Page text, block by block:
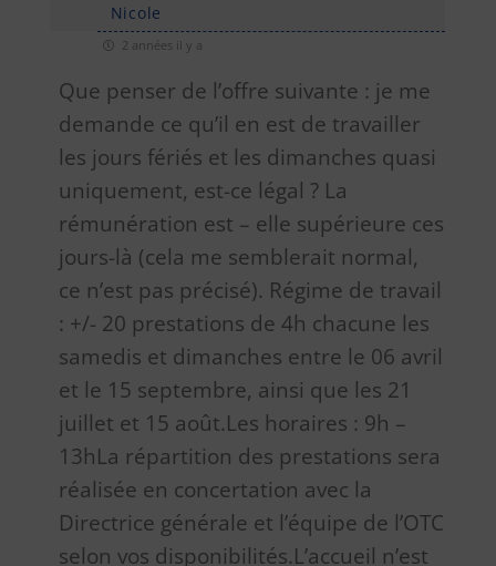
Nicole
2 années il y a
Que penser de l’offre suivante : je me
demande ce qu’il en est de travailler
les jours fériés et les dimanches quasi
uniquement, est-ce légal ? La
rémunération est – elle supérieure ces
jours-là (cela me semblerait normal,
ce n’est pas précisé). Régime de travail
: +/- 20 prestations de 4h chacune les
samedis et dimanches entre le 06 avril
et le 15 septembre, ainsi que les 21
juillet et 15 août.Les horaires : 9h –
13hLa répartition des prestations sera
réalisée en concertation avec la
Directrice générale et l’équipe de l’OTC
selon vos disponibilités.L’accueil n’est